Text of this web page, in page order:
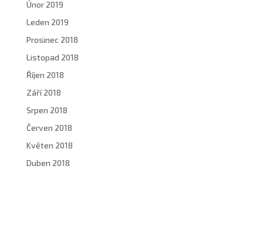
Únor 2019
Leden 2019
Prosinec 2018
Listopad 2018
Říjen 2018
Září 2018
Srpen 2018
Červen 2018
Květen 2018
Duben 2018